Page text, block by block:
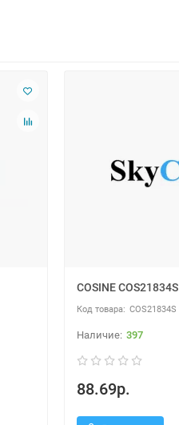
COSINE COS21834S
COS21834S
397
88.69р.